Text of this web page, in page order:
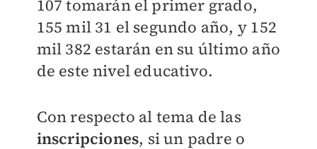
107 tomarán el primer grado,
155 mil 31 el segundo año, y 152
mil 382 estarán en su último año
de este nivel educativo.
Con respecto al tema de las
inscripciones, si un padre o